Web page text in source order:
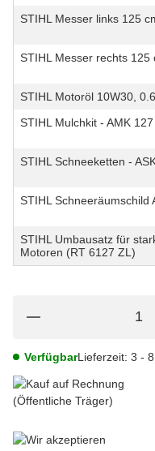
STIHL Messer links 125
STIHL Messer rechts 125
STIHL Motoröl 10W30,
STIHL Mulchkit - AMK 127
STIHL Schneeketten -
STIHL Schneeräumschild
STIHL Umbausatz für
Motoren (RT 6127 ZL)
VerfügbarLieferzeit: 3 -